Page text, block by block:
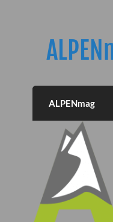
ALPENmag